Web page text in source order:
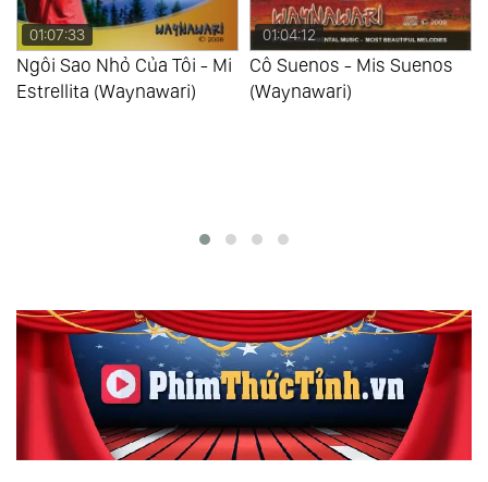
01:07:33
Ngôi Sao Nhỏ Của Tôi - Mi
Estrellita (Waynawari)
01:04:12
Cô Suenos - Mis Suenos
(Waynawari)